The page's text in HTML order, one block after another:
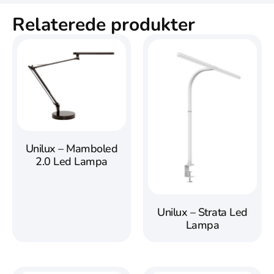
Relaterede produkter
Unilux – Mamboled
2.0 Led Lampa
Unilux – Strata Led
Lampa